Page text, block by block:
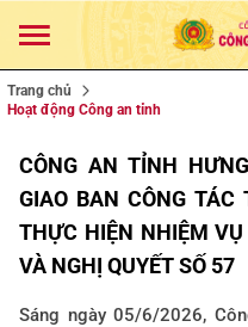
Trang chủ
Hoạt động Công an tỉnh
CÔNG AN TỈNH
GIAO BAN CÔNG
THỰC HIỆN NHIỆM
VÀ NGHỊ QUYẾT SỐ 57
Sáng ngày 05/6/2026,